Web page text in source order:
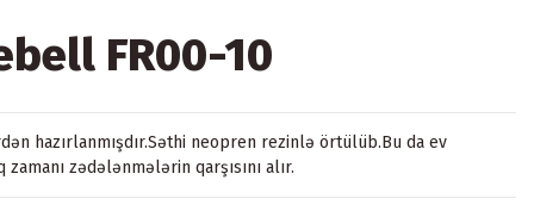
FR00-10
hazırlanmışdır.Səthi neopren rezinlə örtülüb.Bu da ev
zədələnmələrin qarşısını alır.